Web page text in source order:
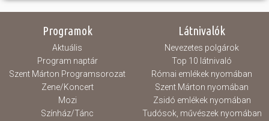
Programok
Aktuális
Program naptár
Szent Márton Programsorozat
Zene/Koncert
Mozi
Színház/Tánc
Látnivalók
Nevezetes polgárok
Top 10 látnivaló
Római emlékek nyomában
Szent Márton nyomában
Zsidó emlékek nyomában
Tudósok, művészek nyomában